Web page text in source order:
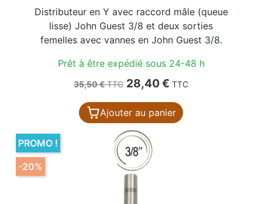
Distributeur en Y avec raccord mâle (queue
lisse) John Guest 3/8 et deux sorties
femelles avec vannes en John Guest 3/8.
Prêt à être expédié sous 24-48 h
Prix de base
35,50 €TTC Prix
28,40 € TTC
Ajouter au panier
PROMO !
-20%